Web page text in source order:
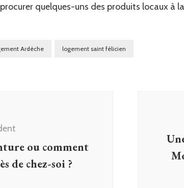
quelques-uns des produits locaux à
Ardèche logement saint félicien
ou comment
de chez-soi ?